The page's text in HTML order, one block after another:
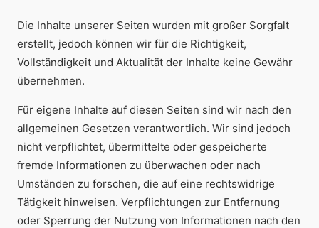
Die Inhalte unserer Seiten wurden mit großer Sorgfalt
erstellt, jedoch können wir für die Richtigkeit,
Vollständigkeit und Aktualität der Inhalte keine Gewähr
übernehmen.
Für eigene Inhalte auf diesen Seiten sind wir nach den
allgemeinen Gesetzen verantwortlich. Wir sind jedoch
nicht verpflichtet, übermittelte oder gespeicherte
fremde Informationen zu überwachen oder nach
Umständen zu forschen, die auf eine rechtswidrige
Tätigkeit hinweisen. Verpflichtungen zur Entfernung
oder Sperrung der Nutzung von Informationen nach den